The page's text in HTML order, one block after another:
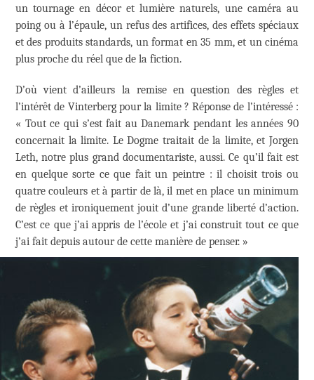
un tournage en décor et lumière naturels, une caméra au
poing ou à l’épaule, un refus des artifices, des effets spéciaux
et des produits standards, un format en 35 mm, et un cinéma
plus proche du réel que de la fiction.
D’où vient d’ailleurs la remise en question des règles et
l’intérêt de Vinterberg pour la limite ? Réponse de l’intéressé :
« Tout ce qui s’est fait au Danemark pendant les années 90
concernait la limite. Le Dogme traitait de la limite, et Jorgen
Leth, notre plus grand documentariste, aussi. Ce qu’il fait est
en quelque sorte ce que fait un peintre : il choisit trois ou
quatre couleurs et à partir de là, il met en place un minimum
de règles et ironiquement jouit d’une grande liberté d’action.
C’est ce que j’ai appris de l’école et j’ai construit tout ce que
j’ai fait depuis autour de cette manière de penser. »